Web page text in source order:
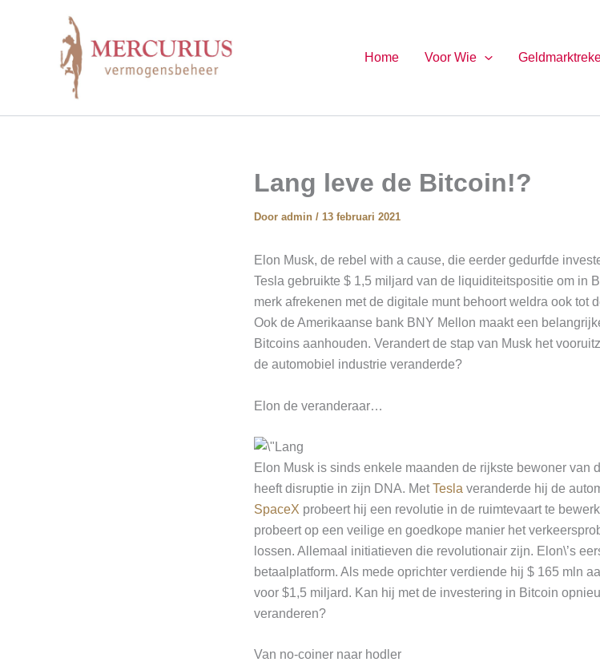
Home Voor Wie
Lang leve de Bitcoin!?
Door admin / 13 februari 2021
Elon Musk, de rebel with a cause, die eerder gedurfde
Tesla gebruikte $ 1,5 miljard van de liquiditeitspositie om in
merk afrekenen met de digitale munt behoort weldra ook tot
Ook de Amerikaanse bank BNY Mellon maakt een
Bitcoins aanhouden. Verandert de stap van Musk het
de automobiel industrie veranderde?
Elon de veranderaar…
Elon Musk is sinds enkele maanden de rijkste bewoner van
heeft disruptie in zijn DNA. MetTesla veranderde hij de
SpaceX probeert hij een revolutie in de ruimtevaart te
probeert op een veilige en goedkope manier het
lossen. Allemaal initiatieven die revolutionair zijn. Elon\’s
betaalplatform. Als mede oprichter verdiende hij $ 165 mln
voor $1,5 miljard. Kan hij met de investering in Bitcoin
veranderen?
Van no-coiner naar hodler